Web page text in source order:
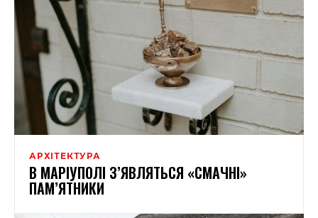
АРХІТЕКТУРА
В МАРІУПОЛІ З’ЯВЛЯТЬСЯ «СМАЧНІ»
ПАМ’ЯТНИКИ